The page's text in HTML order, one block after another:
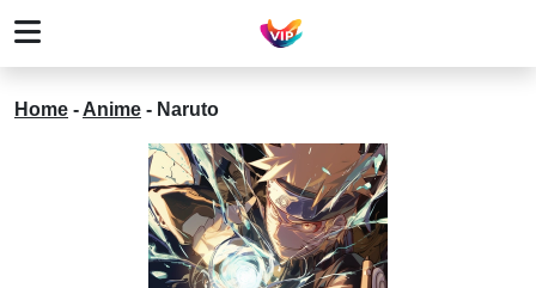
Home - Anime - Naruto